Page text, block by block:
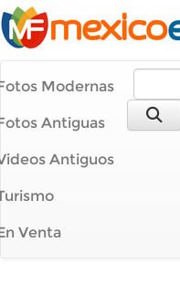
Modernas
Antiguas
Antiguos
Venta